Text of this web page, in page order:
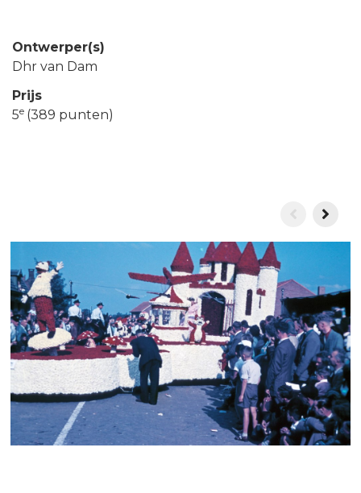
Ontwerper(s)
Dhr van Dam
Prijs
5e (389 punten)